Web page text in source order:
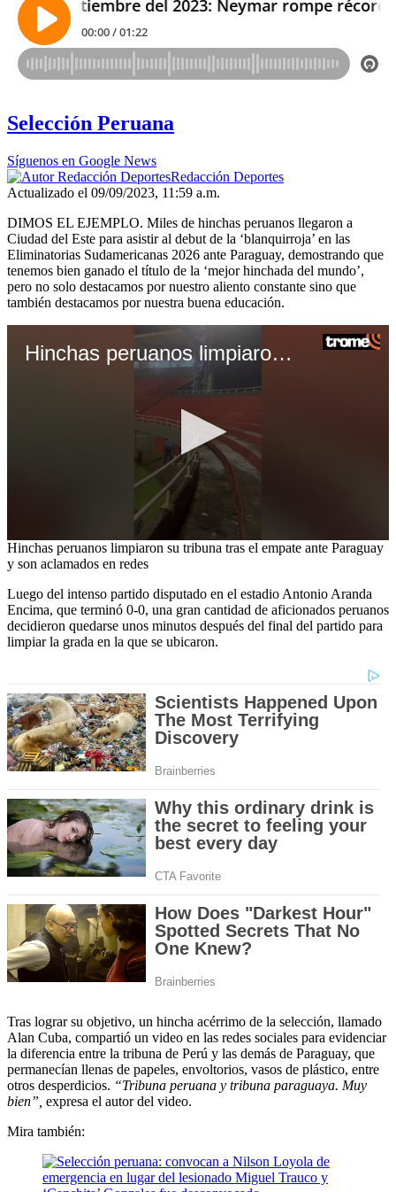
Selección Peruana
Síguenos en Google News
Redacción Deportes
Actualizado el 09/09/2023, 11:59 a.m.
DIMOS EL EJEMPLO. Miles de hinchas peruanos llegaron a
Ciudad del Este para asistir al debut de la ‘blanquirroja’ en las
Eliminatorias Sudamericanas 2026 ante Paraguay, demostrando que
tenemos bien ganado el título de la ‘mejor hinchada del mundo’,
pero no solo destacamos por nuestro aliento constante sino que
también destacamos por nuestra buena educación.
Hinchas peruanos limpiaron su tribuna tras el empate ante Paraguay y son aclamados en redes
0
seconds
of
15
seconds
Hinchas peruanos limpiaron su tribuna tras el empate ante Paraguay
y son aclamados en redes
Luego del intenso partido disputado en el estadio Antonio Aranda
Encima, que terminó 0-0, una gran cantidad de aficionados peruanos
decidieron quedarse unos minutos después del final del partido para
limpiar la grada en la que se ubicaron.
Tras lograr su objetivo, un hincha acérrimo de la selección, llamado
Alan Cuba, compartió un video en las redes sociales para evidenciar
la diferencia entre la tribuna de Perú y las demás de Paraguay, que
permanecían llenas de papeles, envoltorios, vasos de plástico, entre
otros desperdicios. “Tribuna peruana y tribuna paraguaya. Muy
bien”, expresa el autor del video.
Mira también: